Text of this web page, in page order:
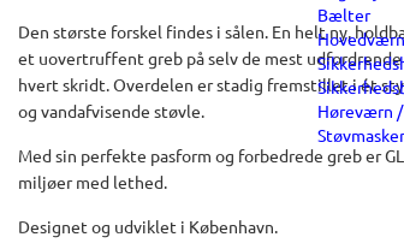
Bælter
Hovedværn
Høreværn
Den største forskel findes i sålen. En helt ny,
et uovertruffent greb på selv de mest
hvert skridt. Overdelen er stadig fremstillet i ét
og vandafvisende støvle.
Med sin perfekte pasform og forbedrede greb er
miljøer med lethed.
Designet og udviklet i København.